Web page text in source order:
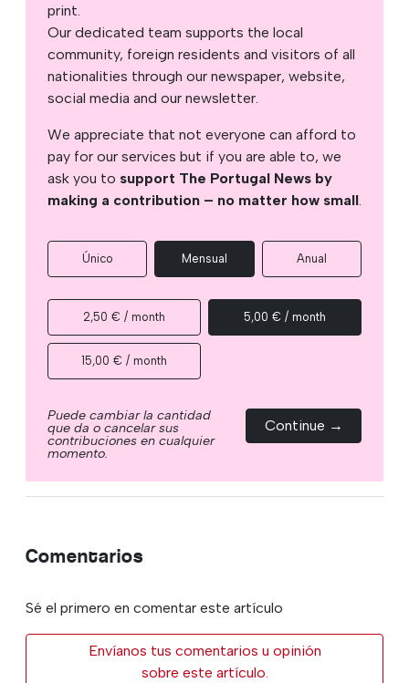
print.
Our dedicated team supports the local
community, foreign residents and visitors of all
nationalities through our newspaper, website,
social media and our newsletter.
We appreciate that not everyone can afford to
pay for our services but if you are able to, we
ask you to support The Portugal News by
making a contribution – no matter how small.
Único Mensual Anual
2,50 € / month 5,00 € / month
15,00 € / month
Puede cambiar la cantidad
que da o cancelar sus
contribuciones en cualquier
momento.
Continue →
Comentarios
Sé el primero en comentar este artículo
Envíanos tus comentarios u opinión
sobre este artículo.